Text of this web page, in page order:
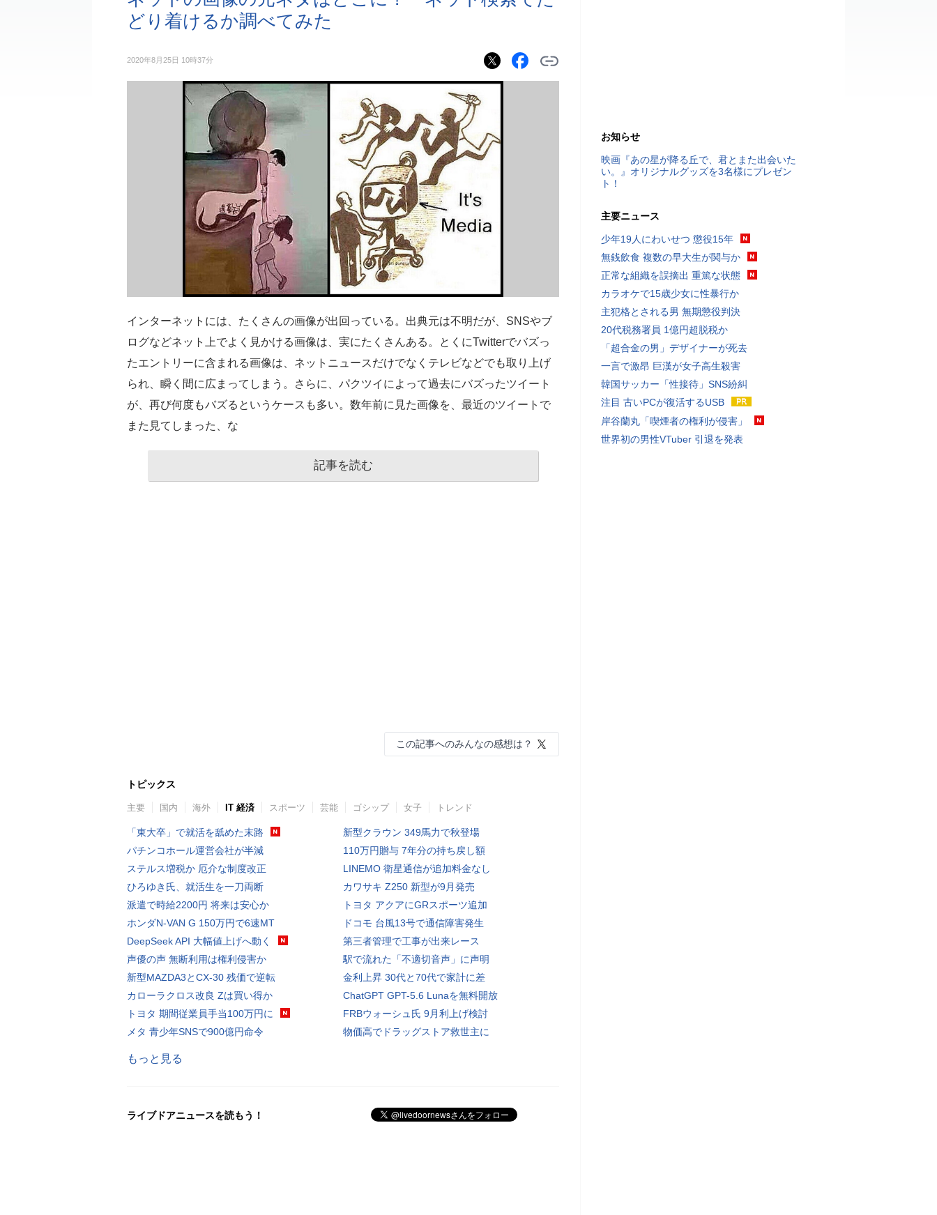
どり着けるか調べてみた
2020年8月25日 10時37分
インターネットには、たくさんの画像が出回っている。出典元は不明だが、SNSやブ
ログなどネット上でよく見かける画像は、実にたくさんある。とくにTwitterでバズっ
たエントリーに含まれる画像は、ネットニュースだけでなくテレビなどでも取り上げ
られ、瞬く間に広まってしまう。さらに、パクツイによって過去にバズったツイート
が、再び何度もバズるというケースも多い。数年前に見た画像を、最近のツイートで
また見てしまった、な
記事を読む
この記事へのみんなの感想は？
トピックス
主要 国内 海外 IT 経済 スポーツ 芸能 ゴシップ 女子 トレンド
「東大卒」で就活を舐めた末路
パチンコホール運営会社が半減
ステルス増税か 厄介な制度改正
ひろゆき氏、就活生を一刀両断
派遣で時給2200円 将来は安心か
ホンダN-VAN G 150万円で6速MT
DeepSeek API 大幅値上げへ動く
声優の声 無断利用は権利侵害か
新型MAZDA3とCX-30 残価で逆転
カローラクロス改良 Zは買い得か
トヨタ 期間従業員手当100万円に
メタ 青少年SNSで900億円命令
新型クラウン 349馬力で秋登場
110万円贈与 7年分の持ち戻し額
LINEMO 衛星通信が追加料金なし
カワサキ Z250 新型が9月発売
トヨタ アクアにGRスポーツ追加
ドコモ 台風13号で通信障害発生
第三者管理で工事が出来レース
駅で流れた「不適切音声」に声明
金利上昇 30代と70代で家計に差
ChatGPT GPT-5.6 Lunaを無料開放
FRBウォーシュ氏 9月利上げ検討
物価高でドラッグストア救世主に
もっと見る
ライブドアニュースを読もう！
お知らせ
映画『あの星が降る丘で、君とまた出会いた
い。』オリジナルグッズを3名様にプレゼン
ト！
主要ニュース
少年19人にわいせつ 懲役15年
無銭飲食 複数の早大生が関与か
正常な組織を誤摘出 重篤な状態
カラオケで15歳少女に性暴行か
主犯格とされる男 無期懲役判決
20代税務署員 1億円超脱税か
「超合金の男」デザイナーが死去
一言で激昂 巨漢が女子高生殺害
韓国サッカー「性接待」SNS紛糾
注目 古いPCが復活するUSB
岸谷蘭丸「喫煙者の権利が侵害」
世界初の男性VTuber 引退を発表